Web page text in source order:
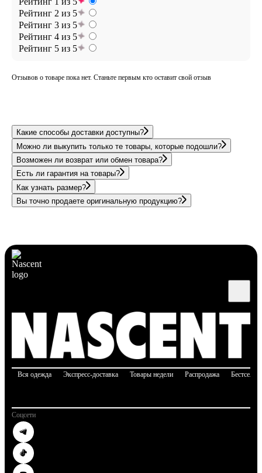
Рейтинг 2 из 5
Рейтинг 3 из 5
Рейтинг 4 из 5
Рейтинг 5 из 5
Отзывов о товаре пока нет. Станьте первым кто оставит свой отзыв
Какие способы доставки доступны?
Можно ли выкупить только те товары, которые подошли?
Возможен ли возврат или обмен товара?
Есть ли гарантия на товары?
Как узнать размер?
Вы точно продаете оригинальную продукцию?
Вся одежда Экспресс-доставка Товары недели Распродажа
Соцсети